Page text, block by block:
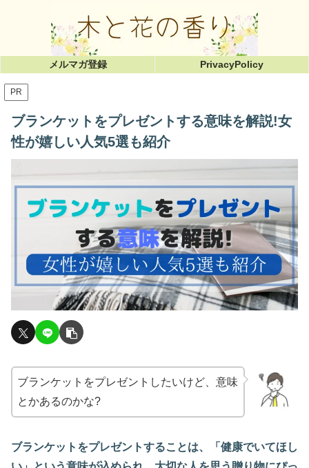
メルマガ登録 PrivacyPolicy
PR
ブランケットをプレゼントする意味を解説!女
性が嬉しい人気5選も紹介
ブランケットをプレゼントしたいけど、意味
とかあるのかな?
ブランケットをプレゼントすることは、「健康でいてほし